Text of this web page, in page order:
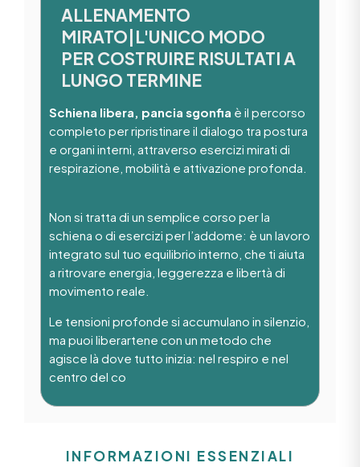
ALLENAMENTO
MIRATO|L'UNICO MODO
PER COSTRUIRE RISULTATI A
LUNGO TERMINE
Schiena libera, pancia sgonfia è il percorso
completo per ripristinare il dialogo tra postura
e organi interni, attraverso esercizi mirati di
respirazione, mobilità e attivazione profonda.
Non si tratta di un semplice corso per la
schiena o di esercizi per l’addome: è un lavoro
integrato sul tuo equilibrio interno, che ti aiuta
a ritrovare energia, leggerezza e libertà di
movimento reale.
Le tensioni profonde si accumulano in silenzio,
ma puoi liberartene con un metodo che
agisce là dove tutto inizia: nel respiro e nel
centro del co
INFORMAZIONI ESSENZIALI